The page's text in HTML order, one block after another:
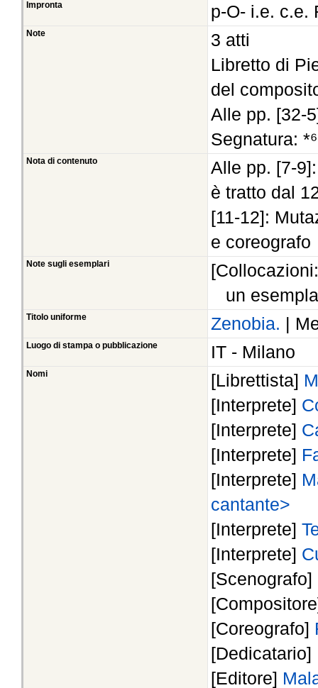
Impronta p-O- i.e. c.e.
Note
3 atti
Libretto di
del
Alle pp. [32-
Segnatura:
Nota di contenuto
Alle pp. [7-
è tratto dal
[11-12]:
e coreografo
Note sugli esemplari
un
Titolo uniforme Zenobia. |
Luogo di stampa o pubblicazione IT - Milano
Nomi [Librettista]
[Interprete]
[Interprete]
[Interprete]
[Interprete]
cantante>
[Interprete]
[Interprete]
[Scenografo]
[Coreografo]
[Dedicatario]
[Editore]